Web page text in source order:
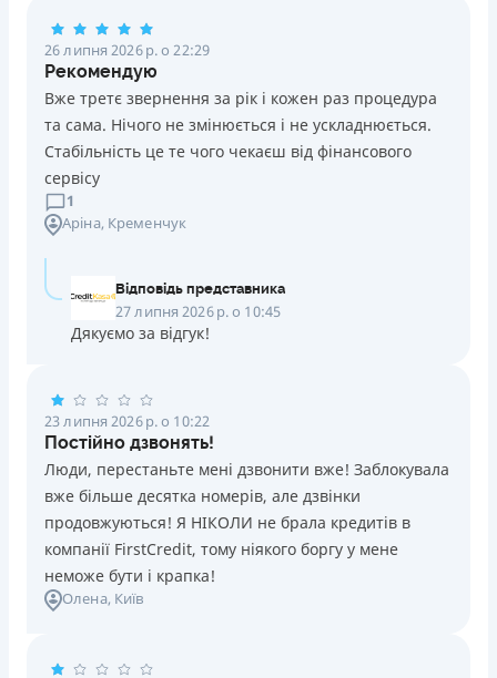
Погашення
Оплата на розрахунковий рахунок
Онлайн (через сайт або інтернет-банкінг)
Через термінали Приватбанку
Через термінали самообслуговування
Ліцензія НБУ
Ліцензія переоформлена 14.03.2024 р.
Вся інформація про кредит
ОТРИМАТИ ПОЗИКУ
26 липня 2026 р. о 22:29
Рекомендую
Вже третє звернення за рік і кожен раз процедура
та сама. Нічого не змінюється і не ускладнюється.
Стабільність це те чого чекаєш від фінансового
сервісу
1
Аріна, Кременчук
Відповідь представника
27 липня 2026 р. о 10:45
Дякуємо за відгук!
23 липня 2026 р. о 10:22
Постійно дзвонять!
Люди, перестаньте мені дзвонити вже! Заблокувала
вже більше десятка номерів, але дзвінки
продовжуються! Я НІКОЛИ не брала кредитів в
компанії FirstCredit, тому ніякого боргу у мене
неможе бути і крапка!
Олена, Київ